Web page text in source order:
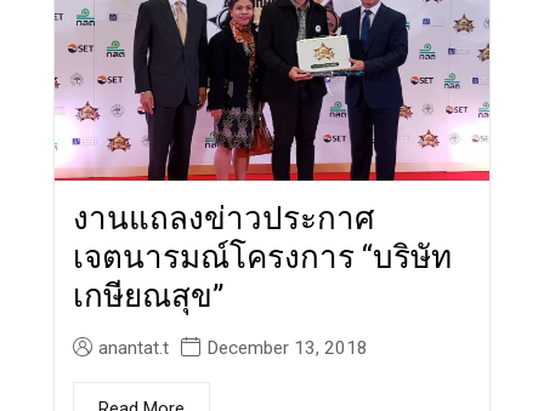
งานแถลงข่าวประกาศ
เจตนารมณ์โครงการ “บริษัท
เกษียณสุข”
anantat.t December 13, 2018